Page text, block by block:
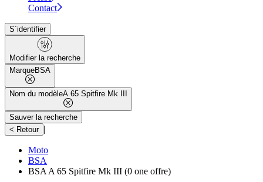
Contact
S´identifier
Modifier la recherche
MarqueBSA
Nom du modèleA 65 Spitfire Mk III
Sauver la recherche
< Retour |
Moto
BSA
BSA A 65 Spitfire Mk III (0 one offre)